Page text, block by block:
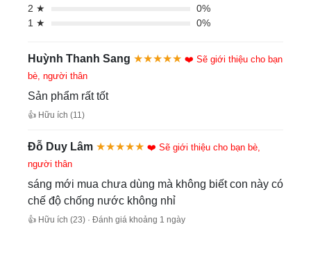
2 ★
0%
1 ★
0%
Huỳnh Thanh Sang ★★★★★ ❤️ Sẽ giới thiệu cho bạn
bè, người thân
Sản phẩm rất tốt
👍 Hữu ích (11)
Đỗ Duy Lâm ★★★★★ ❤️ Sẽ giới thiệu cho bạn bè,
người thân
sáng mới mua chưa dùng mà không biết con này có
chế độ chống nước không nhỉ
👍 Hữu ích (23) · Đánh giá khoảng 1 ngày